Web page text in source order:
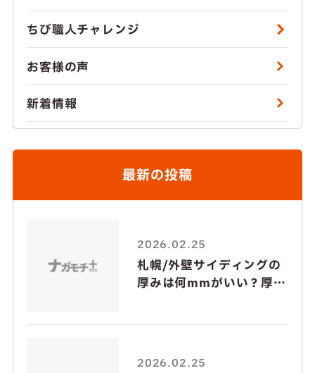
ちび職人チャレンジ
お客様の声
新着情報
最新の投稿
2026.02.25
札幌/外壁サイディングの
厚みは何mmがいい？厚い
2026.02.25